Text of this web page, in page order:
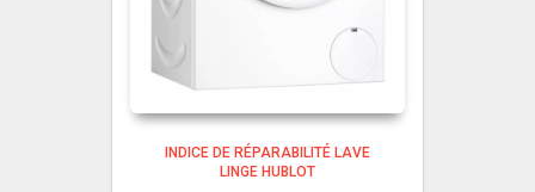
INDICE DE RÉPARABILITÉ LAVE
LINGE HUBLOT